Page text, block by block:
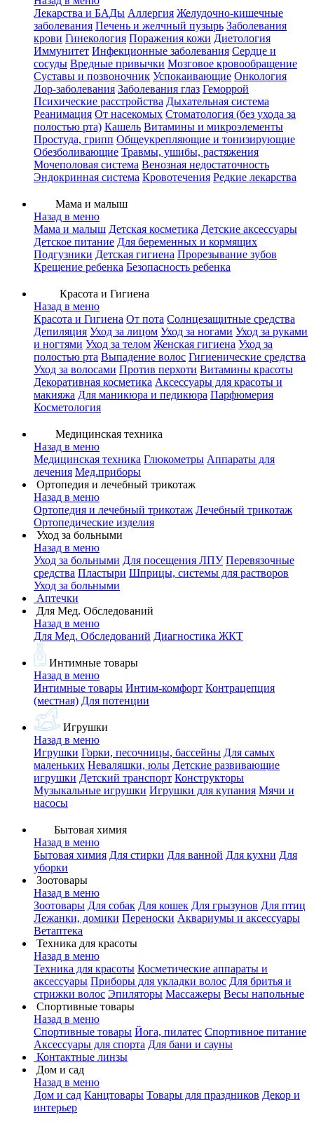
Лекарства и БАДы Аллергия Желудочно-кишечные
заболевания Печень и желчный пузырь Заболевания
крови Гинекология Поражения кожи Диетология
Иммунитет Инфекционные заболевания Сердце и
сосуды Вредные привычки Мозговое кровообращение
Суставы и позвоночник Успокаивающие Онкология
Лор-заболевания Заболевания глаз Геморрой
Психические расстройства Дыхательная система
Реанимация От насекомых Стоматология (без ухода за
полостью рта) Кашель Витамины и микроэлементы
Простуда, грипп Общеукрепляющие и тонизирующие
Обезболивающие Травмы, ушибы, растяжения
Мочеполовая система Венозная недостаточность
Эндокринная система Кровотечения Редкие лекарства
Мама и малыш
Назад в меню
Мама и малыш Детская косметика Детские аксессуары
Детское питание Для беременных и кормящих
Подгузники Детская гигиена Прорезывание зубов
Крещение ребенка Безопасность ребенка
Красота и Гигиена
Назад в меню
Красота и Гигиена От пота Солнцезащитные средства
Депиляция Уход за лицом Уход за ногами Уход за руками
и ногтями Уход за телом Женская гигиена Уход за
полостью рта Выпадение волос Гигиенические средства
Уход за волосами Против перхоти Витамины красоты
Декоративная косметика Аксессуары для красоты и
макияжа Для маникюра и педикюра Парфюмерия
Косметология
Медицинская техника
Назад в меню
Медицинская техника Глюкометры Аппараты для
лечения Мед.приборы
Ортопедия и лечебный трикотаж
Назад в меню
Ортопедия и лечебный трикотаж Лечебный трикотаж
Ортопедические изделия
Уход за больными
Назад в меню
Уход за больными Для посещения ЛПУ Перевязочные
средства Пластыри Шприцы, системы для растворов
Уход за больными
Аптечки
Для Мед. Обследований
Назад в меню
Для Мед. Обследований Диагностика ЖКТ
Интимные товары
Назад в меню
Интимные товары Интим-комфорт Контрацепция
(местная) Для потенции
Игрушки
Назад в меню
Игрушки Горки, песочницы, бассейны Для самых
маленьких Неваляшки, юлы Детские развивающие
игрушки Детский транспорт Конструкторы
Музыкальные игрушки Игрушки для купания Мячи и
насосы
Бытовая химия
Назад в меню
Бытовая химия Для стирки Для ванной Для кухни Для
уборки
Зоотовары
Назад в меню
Зоотовары Для собак Для кошек Для грызунов Для птиц
Лежанки, домики Переноски Аквариумы и аксессуары
Ветаптека
Техника для красоты
Назад в меню
Техника для красоты Косметические аппараты и
аксессуары Приборы для укладки волос Для бритья и
стрижки волос Эпиляторы Массажеры Весы напольные
Спортивные товары
Назад в меню
Спортивные товары Йога, пилатес Спортивное питание
Аксессуары для спорта Для бани и сауны
Контактные линзы
Дом и сад
Назад в меню
Дом и сад Канцтовары Товары для праздников Декор и
интерьер